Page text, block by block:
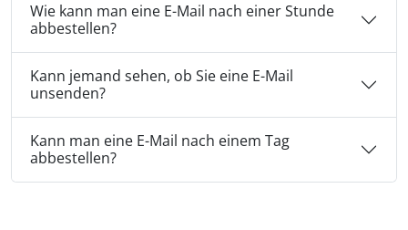
Wie kann man eine E-Mail nach einer Stunde
abbestellen?
Kann jemand sehen, ob Sie eine E-Mail
unsenden?
Kann man eine E-Mail nach einem Tag
abbestellen?